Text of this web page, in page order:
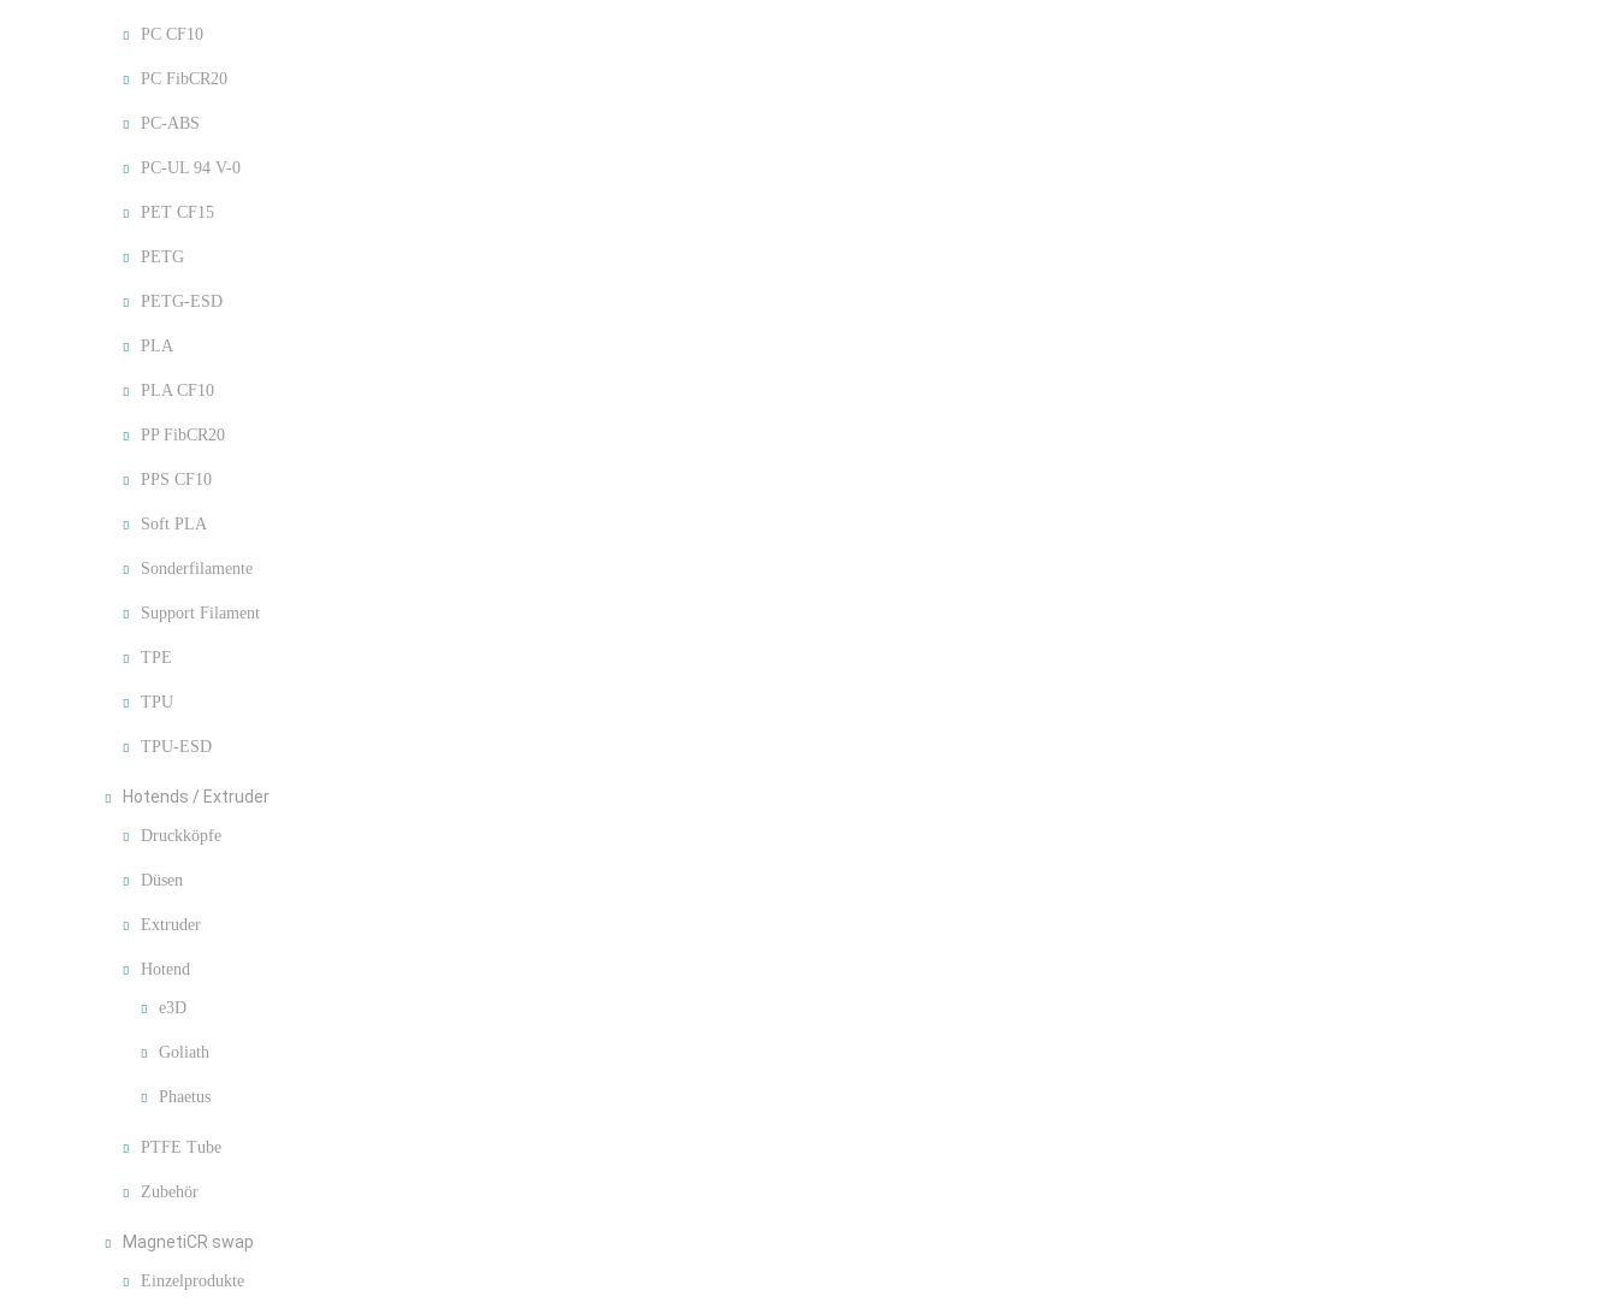
PC CF10
PC FibCR20
PC-ABS
PC-UL 94 V-0
PET CF15
PETG
PETG-ESD
PLA
PLA CF10
PP FibCR20
PPS CF10
Soft PLA
Sonderfilamente
Support Filament
TPE
TPU
TPU-ESD
Hotends / Extruder
Druckköpfe
Düsen
Extruder
Hotend
e3D
Goliath
Phaetus
PTFE Tube
Zubehör
MagnetiCR swap
Einzelprodukte